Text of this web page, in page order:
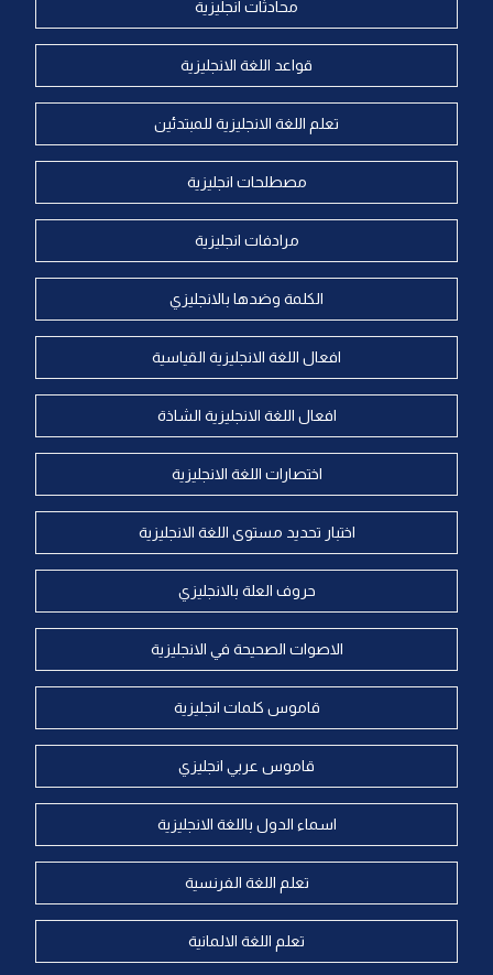
محادثات انجليزية
قواعد اللغة الانجليزية
تعلم اللغة الانجليزية للمبتدئين
مصطلحات انجليزية
مرادفات انجليزية
الكلمة وضدها بالانجليزي
افعال اللغة الانجليزية القياسية
افعال اللغة الانجليزية الشاذة
اختصارات اللغة الانجليزية
اختبار تحديد مستوى اللغة الانجليزية
حروف العلة بالانجليزي
الاصوات الصحيحة في الانجليزية
قاموس كلمات انجليزية
قاموس عربي انجليزي
اسماء الدول باللغة الانجليزية
تعلم اللغة الفرنسية
تعلم اللغة الالمانية